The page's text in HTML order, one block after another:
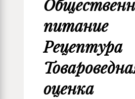
питание
Рецептура
оценка